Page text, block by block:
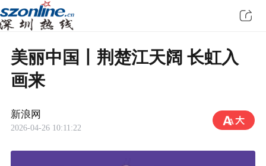
美丽中国丨荆楚江天阔 长虹入
画来
新浪网
2026-04-26 10:11:22